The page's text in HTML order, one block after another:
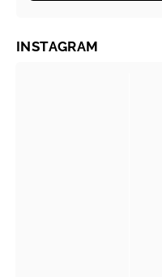
INSTAGRAM